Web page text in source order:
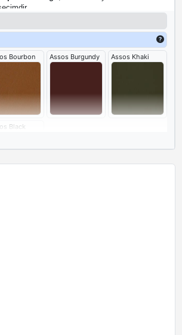
Bourbon Assos Burgundy Assos Khaki
Black